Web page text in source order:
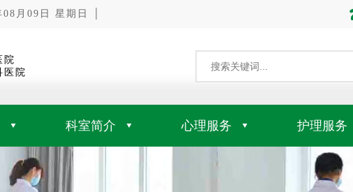
月09日 星期日 │
院
医院
科室简介 心理服务 护理服务